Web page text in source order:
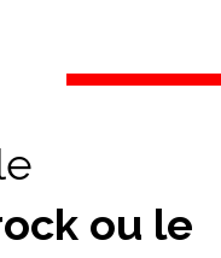
ou le